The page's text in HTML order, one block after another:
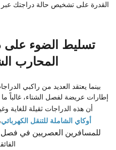
القدرة على تشخيص حالة دراجتك
المحارب
بينما يعتقد العديد من راكبي
إطارات عريضة لفصل الشتاء، غالباً
أن هذه الدراجات ثقيلة للغاية
أوكاي الشاملة للتنقل الكهربائي
للمسافرين العصريين في فصل